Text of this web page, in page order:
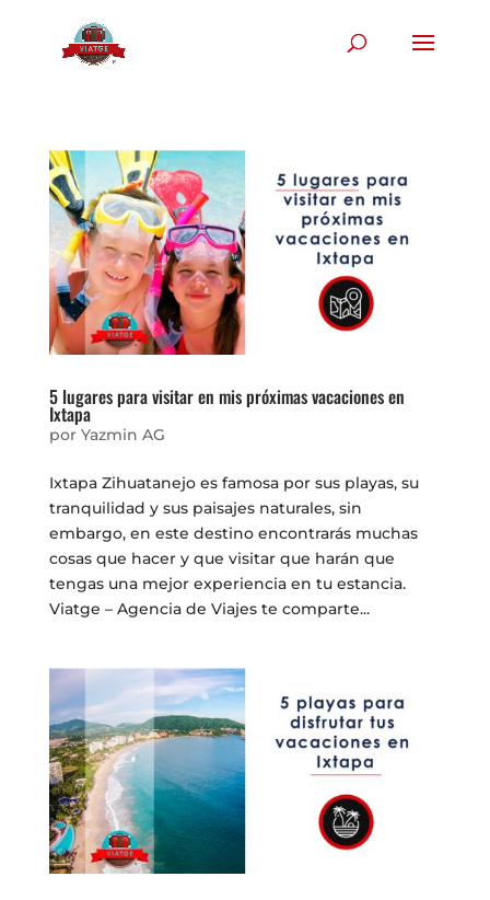
5 lugares para visitar en mis próximas vacaciones en
Ixtapa
por Yazmin AG
Ixtapa Zihuatanejo es famosa por sus playas, su
tranquilidad y sus paisajes naturales, sin
embargo, en este destino encontrarás muchas
cosas que hacer y que visitar que harán que
tengas una mejor experiencia en tu estancia.
Viatge – Agencia de Viajes te comparte...